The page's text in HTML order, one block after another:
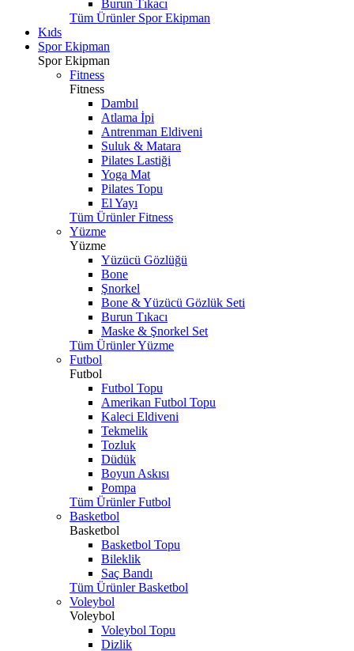
Burun Tıkacı
Tüm Ürünler Spor Ekipman
Kıds
Spor Ekipman
Spor Ekipman
Fitness
Fitness
Dambıl
Atlama İpi
Antrenman Eldiveni
Suluk & Matara
Pilates Lastiği
Yoga Mat
Pilates Topu
El Yayı
Tüm Ürünler Fitness
Yüzme
Yüzme
Yüzücü Gözlüğü
Bone
Şnorkel
Bone & Yüzücü Gözlük Seti
Burun Tıkacı
Maske & Şnorkel Set
Tüm Ürünler Yüzme
Futbol
Futbol
Futbol Topu
Amerikan Futbol Topu
Kaleci Eldiveni
Tekmelik
Tozluk
Düdük
Boyun Askısı
Pompa
Tüm Ürünler Futbol
Basketbol
Basketbol
Basketbol Topu
Bileklik
Saç Bandı
Tüm Ürünler Basketbol
Voleybol
Voleybol
Voleybol Topu
Dizlik